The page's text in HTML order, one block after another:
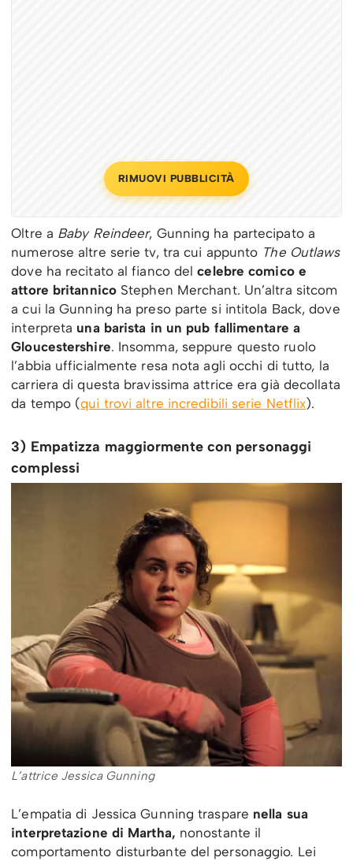
RIMUOVI PUBBLICITÀ
Oltre a Baby Reindeer, Gunning ha partecipato a
numerose altre serie tv, tra cui appunto The Outlaws
dove ha recitato al fianco delcelebre comico e
attore britannicoStephen Merchant. Un’altra sitcom
a cui la Gunning ha preso parte si intitola Back, dove
interpreta una barista in un pub fallimentare a
Gloucestershire. Insomma, seppure questo ruolo
l’abbia ufficialmente resa nota agli occhi di tutto, la
carriera di questa bravissima attrice era già decollata
da tempo (qui trovi altre incredibili serie Netflix).
3) Empatizza maggiormente con personaggi
complessi
L’attrice Jessica Gunning
L’empatia di Jessica Gunning traspare nella sua
interpretazione di Martha, nonostante il
comportamento disturbante del personaggio. Lei